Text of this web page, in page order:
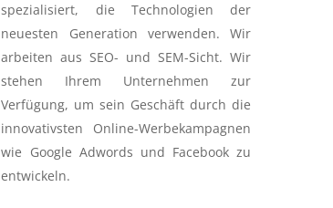
spezialisiert, die Technologien der
neuesten Generation verwenden. Wir
arbeiten aus SEO- und SEM-Sicht. Wir
stehen Ihrem Unternehmen zur
Verfügung, um sein Geschäft durch die
innovativsten Online-Werbekampagnen
wie Google Adwords und Facebook zu
entwickeln.